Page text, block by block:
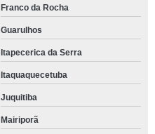
Franco da Rocha
Guarulhos
Itapecerica da Serra
Itaquaquecetuba
Juquitiba
Mairiporã